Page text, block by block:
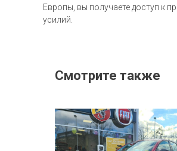
Европы, вы получаете доступ к
усилий.
Смотрите также